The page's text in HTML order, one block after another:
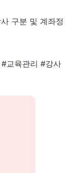
구분 및 계좌정
교육관리 #강사